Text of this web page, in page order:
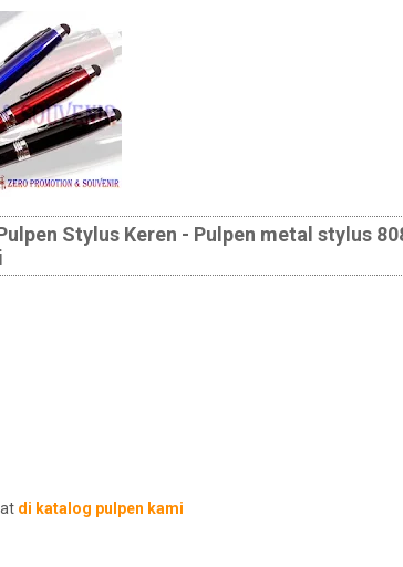
Stylus Keren - Pulpen metal stylus
di katalog pulpen kami